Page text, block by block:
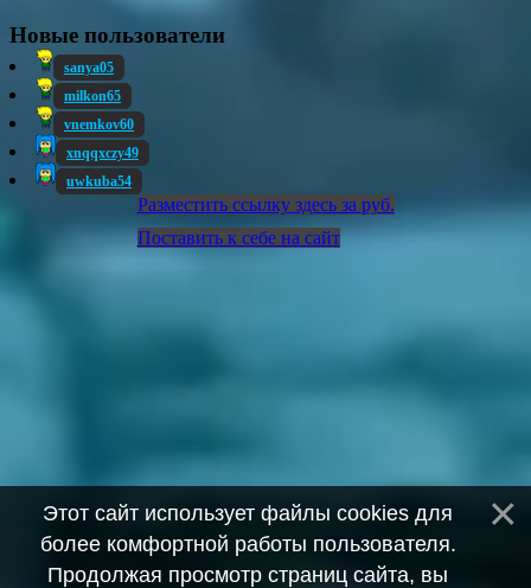
Новые пользователи
sanya05
milkon65
vnemkov60
xnqqxczy49
uwkuba54
Разместить ссылку здесь за руб.
Поставить к себе на сайт
Этот сайт использует файлы cookies для
более комфортной работы пользователя.
Продолжая просмотр страниц сайта, вы